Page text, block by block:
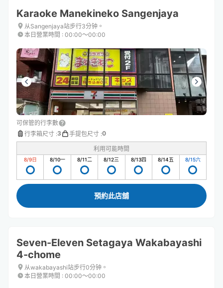
Karaoke Manekineko Sangenjaya
从Sangenjaya站步行3分钟。
本日營業時間 : 00:00〜00:00
可保管的行李數
行李箱尺寸 :3 手提包尺寸 :0
利用可能時間
8/9日 8/10一 8/11二 8/12三 8/13四 8/14五 8/15六
預約此店舖
Seven-Eleven Setagaya Wakabayashi
4-chome
从wakabayashi站步行0分钟。
本日營業時間 : 00:00〜00:00